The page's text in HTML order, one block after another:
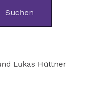
Lukas Hüttner